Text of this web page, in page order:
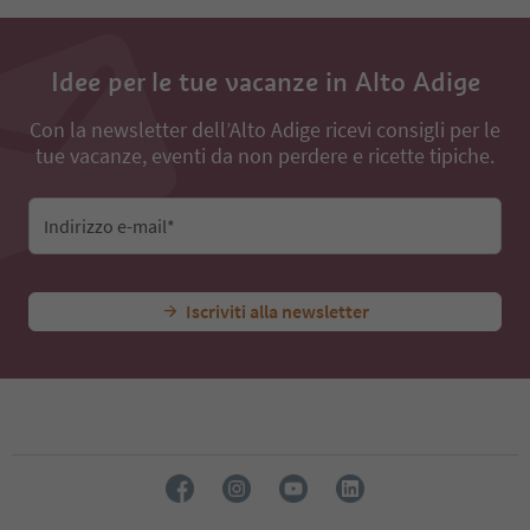
33
Idee per le tue vacanze in Alto Adige
Con la newsletter dell’Alto Adige ricevi consigli per le
tue vacanze, eventi da non perdere e ricette tipiche.
Indirizzo e-mail*
Iscriviti alla newsletter